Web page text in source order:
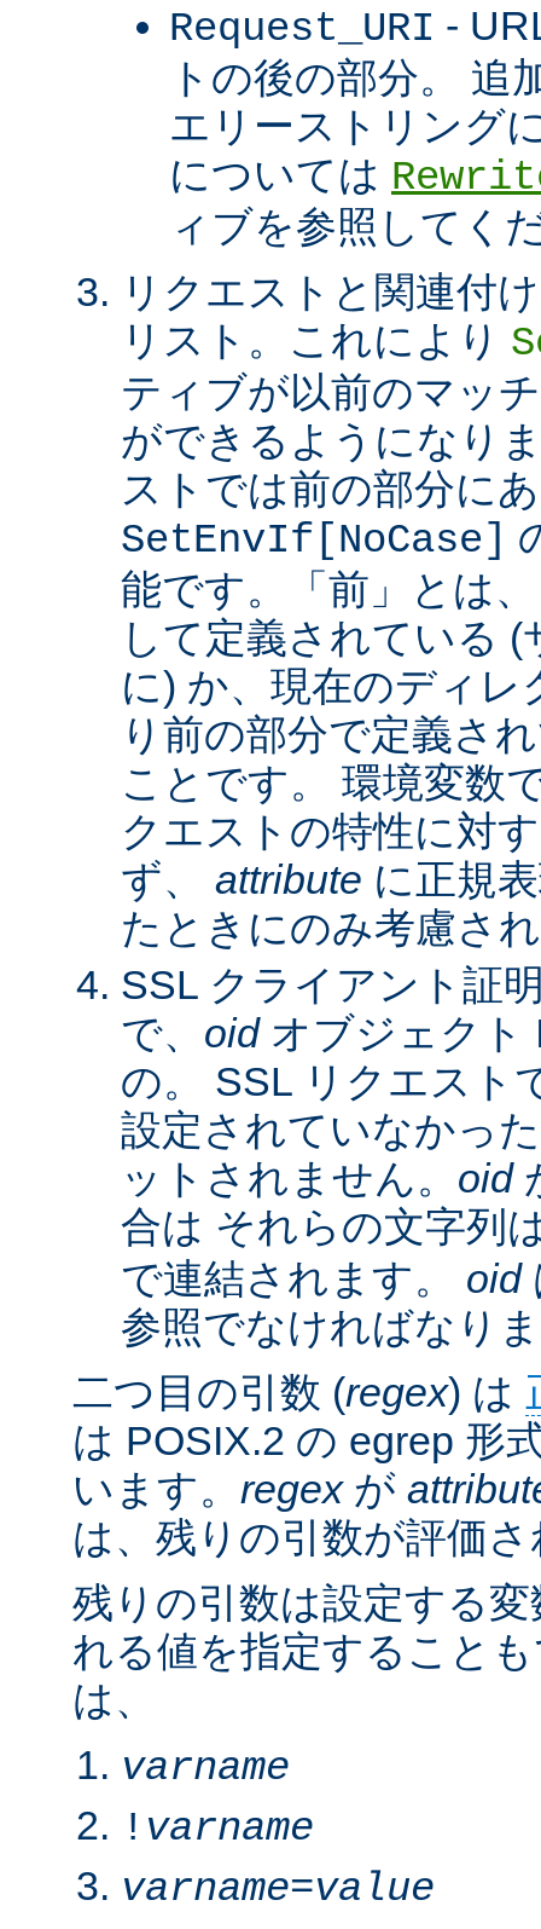
Request_URI -
トの後の部分。 追
エリーストリング
については
ィブを参照してく
リクエストと関連付
リスト。これにより
ティブが以前のマッ
ができるようになり
ストでは前の部分に
SetEnvIf[NoCase]
能です。「前」とは
して定義されている
に) か、現在のディ
り前の部分で定義さ
ことです。 環境変数
クエストの特性に対
ず、 attribute に正規
たときにのみ考慮さ
SSL クライアント証
で、 oidオブジェクト
の。 SSL リクエスト
設定されていなかっ
ットされません。 oid
合は それらの文字列
で連結されます。 oid
参照でなければなり
二つ目の引数 (regex) は
は POSIX.2 の egrep 形
います。 regexが
は、残りの引数が評価
残りの引数は設定する
れる値を指定すること
は、
varname
! varname
varname=value